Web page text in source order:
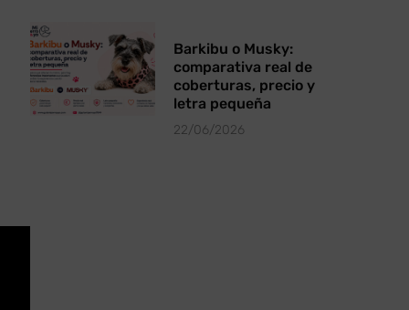
Barkibu o Musky:
comparativa real de
coberturas, precio y
letra pequeña
22/06/2026